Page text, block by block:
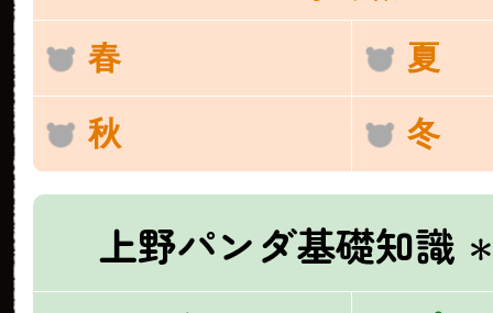
春 夏
秋 冬
上野パンダ基礎知識